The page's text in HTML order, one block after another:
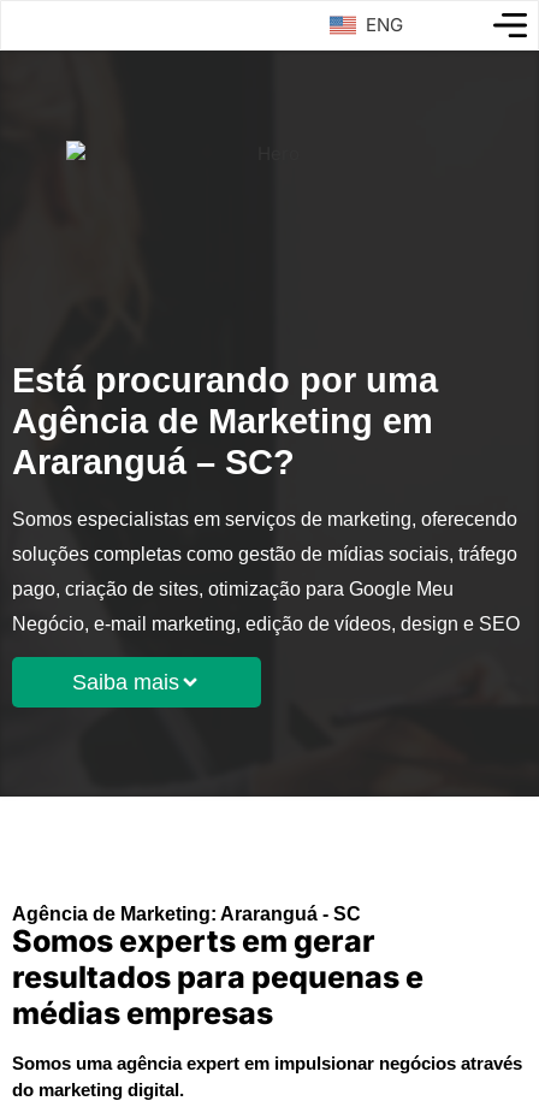
ENG
Está procurando por uma
Agência de Marketing em
Araranguá – SC?
Somos especialistas em serviços de marketing, oferecendo
soluções completas como gestão de mídias sociais, tráfego
pago, criação de sites, otimização para Google Meu
Negócio, e-mail marketing, edição de vídeos, design e SEO
Saiba mais
Agência de Marketing: Araranguá - SC
Somos experts em gerar
resultados para pequenas e
médias empresas
Somos uma agência expert em impulsionar negócios através
do marketing digital.